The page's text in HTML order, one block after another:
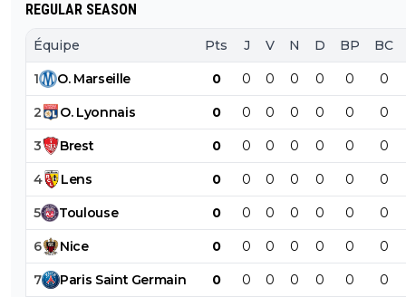
REGULAR SEASON
Équipe Pts J V N D BP BC
1 O. Marseille 0 0 0 0 0 0 0
2 O. Lyonnais 0 0 0 0 0 0 0
3 Brest 0 0 0 0 0 0 0
4 Lens 0 0 0 0 0 0 0
5 Toulouse 0 0 0 0 0 0 0
6 Nice 0 0 0 0 0 0 0
7 Paris Saint Germain 0 0 0 0 0 0 0